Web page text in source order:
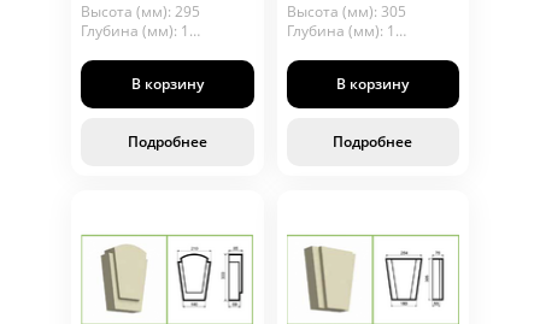
Высота (мм): 295
Глубина (мм): 100
В корзину
Подробнее
Высота (мм): 305
Глубина (мм): 133
В корзину
Подробнее